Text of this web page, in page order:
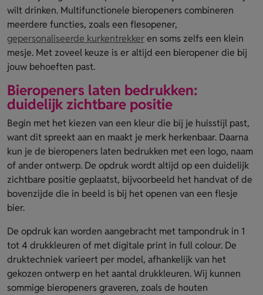
wilt drinken. Multifunctionele bieropeners combineren
meerdere functies, zoals een flesopener,
gepersonaliseerde kurkentrekkeren soms zelfs een klein
mesje. Met zoveel keuze is er altijd een bieropener die bij
jouw behoeften past.
Bieropeners laten bedrukken:
duidelijk zichtbare positie
Begin met het kiezen van een kleur die bij je huisstijl past,
want dit spreekt aan en maakt je merk herkenbaar. Daarna
kun je de bieropeners laten bedrukken met een logo, naam
of ander ontwerp. De opdruk wordt altijd op een duidelijk
zichtbare positie geplaatst, bijvoorbeeld het handvat of de
bovenzijde die in beeld is bij het openen van een flesje
bier.
De opdruk kan worden aangebracht met tampondruk in 1
tot 4 drukkleuren of met digitale print in full colour. De
druktechniek varieert per model, afhankelijk van het
gekozen ontwerp en het aantal drukkleuren. Wij kunnen
sommige bieropeners graveren, zoals de houten